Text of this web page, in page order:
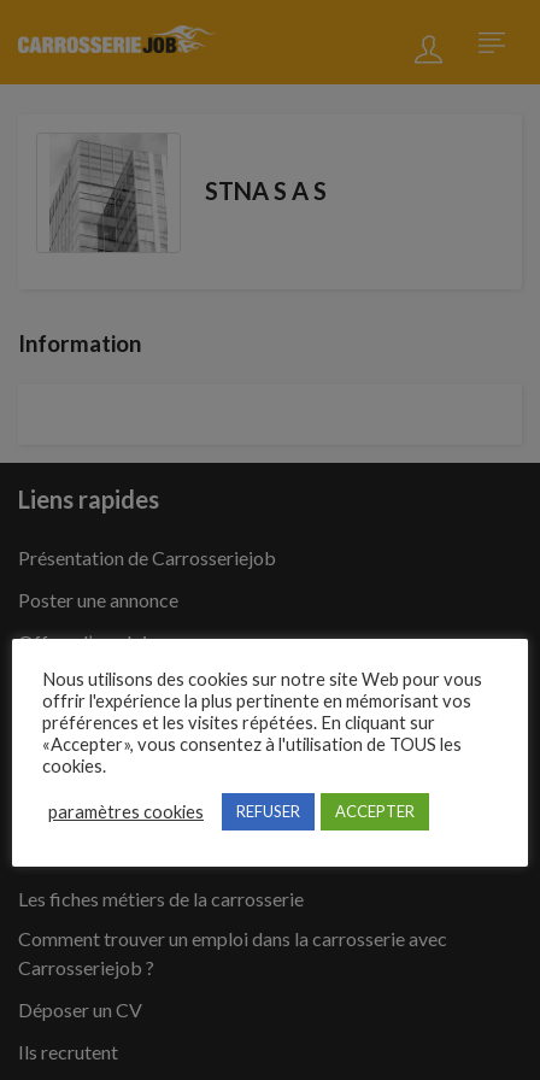
STNA S A S
Information
Liens rapides
Présentation de Carrosseriejob
Poster une annonce
Offres d’emploi
Questions fréquentes
Blog
Contact
Les fiches métiers de la carrosserie
Comment trouver un emploi dans la carrosserie avec
Carrosseriejob ?
Déposer un CV
Ils recrutent
Nous utilisons des cookies sur notre site Web pour vous
offrir l'expérience la plus pertinente en mémorisant vos
préférences et les visites répétées. En cliquant sur
«Accepter», vous consentez à l'utilisation de TOUS les
cookies.
paramètres cookies REFUSER ACCEPTER